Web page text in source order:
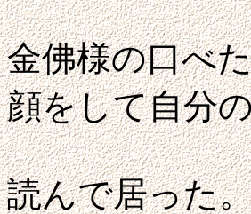
金佛様の口べ
顔をして自分
読んで居った